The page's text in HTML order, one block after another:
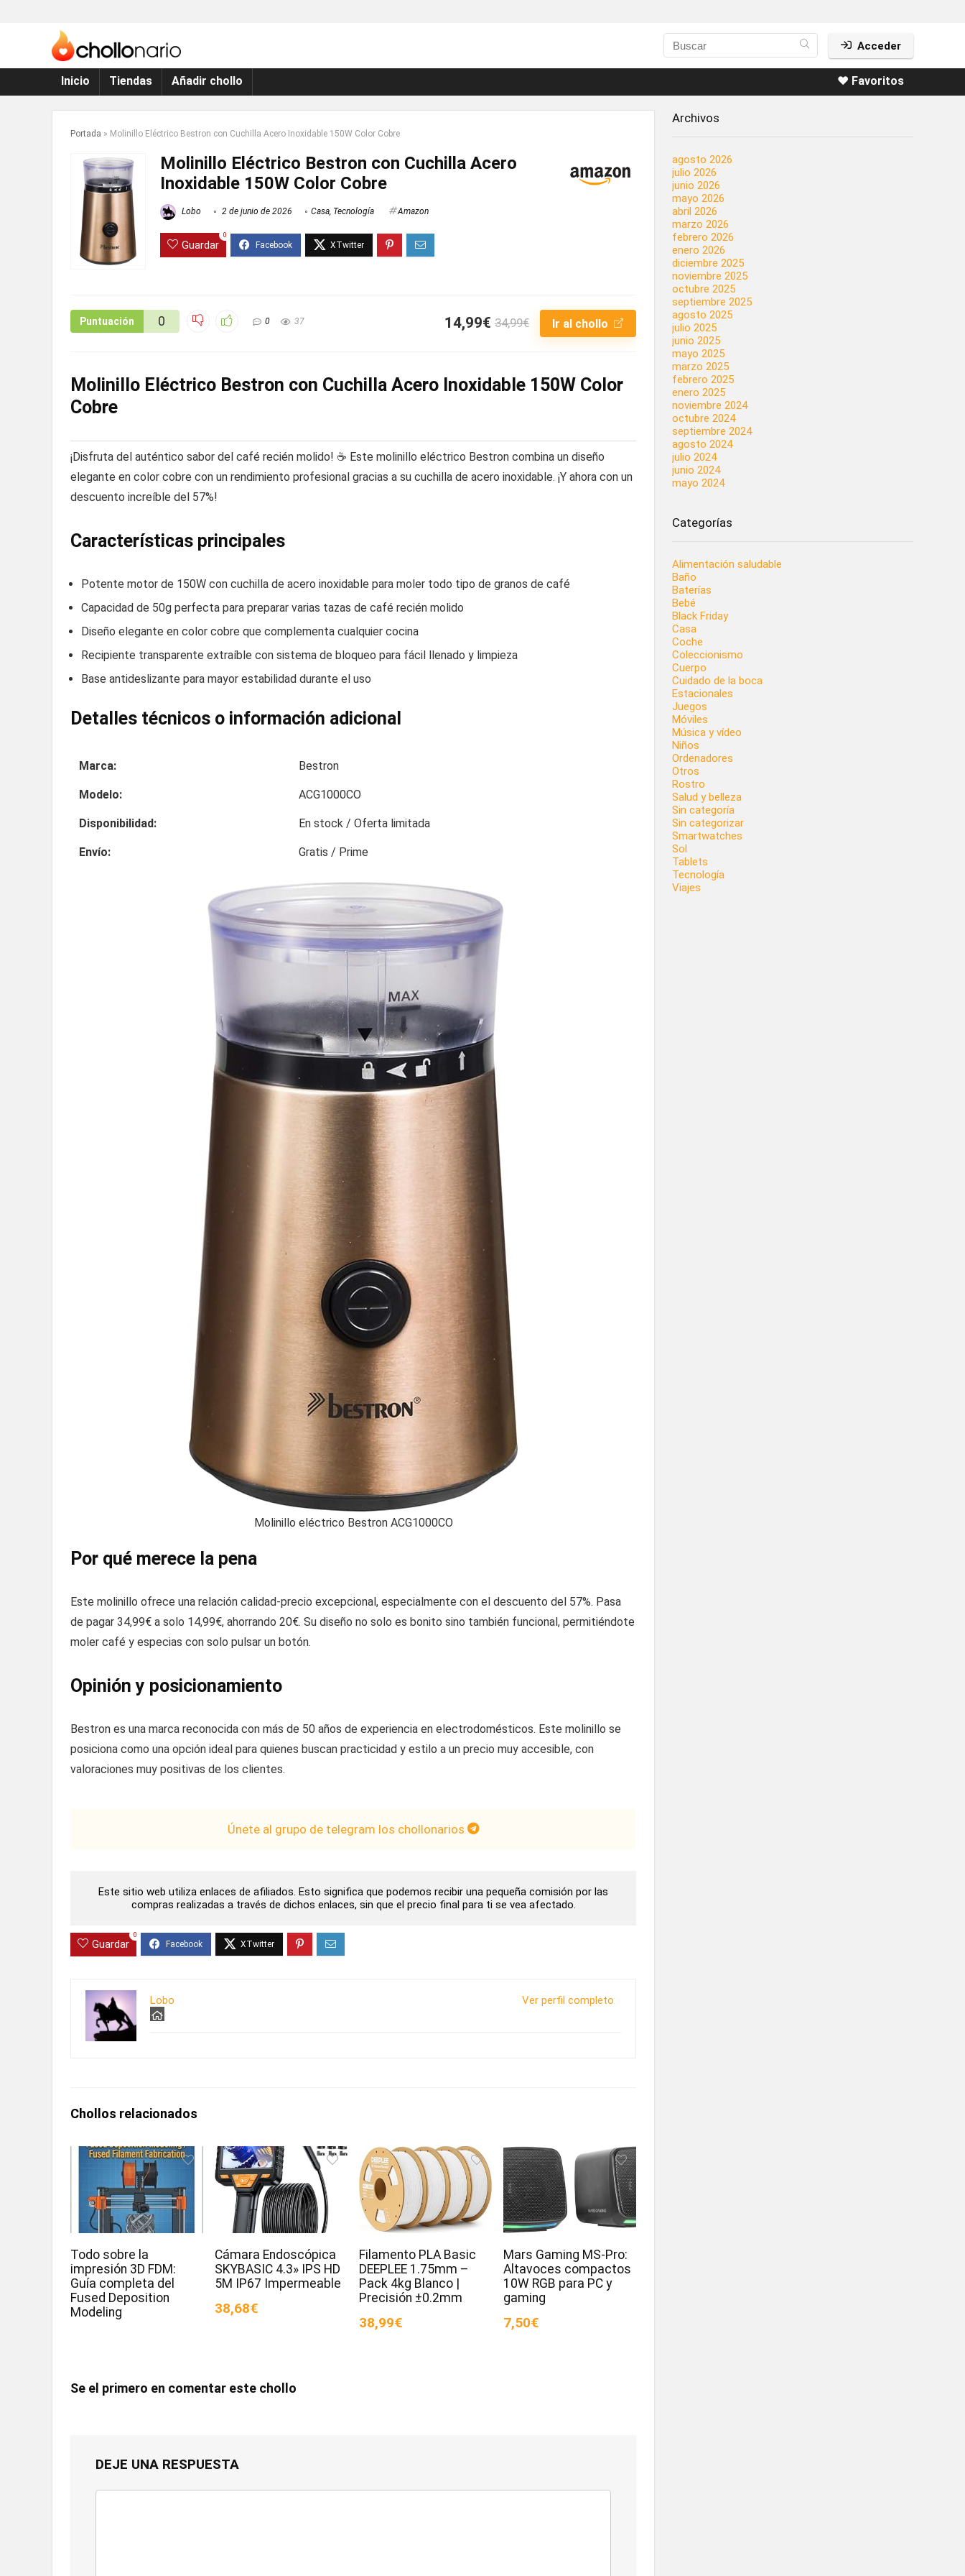
Acceder
Inicio Tiendas Añadir chollo ❤️ Favoritos
Portada » Molinillo Eléctrico Bestron con Cuchilla Acero Inoxidable 150W Color Cobre
Molinillo Eléctrico Bestron con Cuchilla Acero
Inoxidable 150W Color Cobre
Lobo 2 de junio de 2026 Casa, Tecnología Amazon
Guardar
0
Puntuación 0 0 37 14,99€ 34,99€ Ir al chollo
Molinillo Eléctrico Bestron con Cuchilla Acero Inoxidable 150W Color
Cobre
¡Disfruta del auténtico sabor del café recién molido! ☕️ Este molinillo eléctrico Bestron combina un diseño
elegante en color cobre con un rendimiento profesional gracias a su cuchilla de acero inoxidable. ¡Y ahora con un
descuento increíble del 57%!
Características principales
Potente motor de 150W con cuchilla de acero inoxidable para moler todo tipo de granos de café
Capacidad de 50g perfecta para preparar varias tazas de café recién molido
Diseño elegante en color cobre que complementa cualquier cocina
Recipiente transparente extraíble con sistema de bloqueo para fácil llenado y limpieza
Base antideslizante para mayor estabilidad durante el uso
Detalles técnicos o información adicional
Marca: Bestron
Modelo: ACG1000CO
Disponibilidad: En stock / Oferta limitada
Envío: Gratis / Prime
Molinillo eléctrico Bestron ACG1000CO
Por qué merece la pena
Este molinillo ofrece una relación calidad-precio excepcional, especialmente con el descuento del 57%. Pasa
de pagar 34,99€ a solo 14,99€, ahorrando 20€. Su diseño no solo es bonito sino también funcional, permitiéndote
moler café y especias con solo pulsar un botón.
Opinión y posicionamiento
Bestron es una marca reconocida con más de 50 años de experiencia en electrodomésticos. Este molinillo se
posiciona como una opción ideal para quienes buscan practicidad y estilo a un precio muy accesible, con
valoraciones muy positivas de los clientes.
Únete al grupo de telegram los chollonarios
Este sitio web utiliza enlaces de afiliados. Esto significa que podemos recibir una pequeña comisión por las
compras realizadas a través de dichos enlaces, sin que el precio final para ti se vea afectado.
Guardar
0
Ver perfil completo
Lobo
Chollos relacionados
Todo sobre la
impresión 3D FDM:
Guía completa del
Fused Deposition
Modeling
Cámara Endoscópica
SKYBASIC 4.3» IPS HD
5M IP67 Impermeable
38,68€
Filamento PLA Basic
DEEPLEE 1.75mm –
Pack 4kg Blanco |
Precisión ±0.2mm
38,99€
Mars Gaming MS-Pro:
Altavoces compactos
10W RGB para PC y
gaming
7,50€
Se el primero en comentar este chollo
DEJE UNA RESPUESTA
Archivos
agosto 2026
julio 2026
junio 2026
mayo 2026
abril 2026
marzo 2026
febrero 2026
enero 2026
diciembre 2025
noviembre 2025
octubre 2025
septiembre 2025
agosto 2025
julio 2025
junio 2025
mayo 2025
marzo 2025
febrero 2025
enero 2025
noviembre 2024
octubre 2024
septiembre 2024
agosto 2024
julio 2024
junio 2024
mayo 2024
Categorías
Alimentación saludable
Baño
Baterías
Bebé
Black Friday
Casa
Coche
Coleccionismo
Cuerpo
Cuidado de la boca
Estacionales
Juegos
Móviles
Música y vídeo
Niños
Ordenadores
Otros
Rostro
Salud y belleza
Sin categoría
Sin categorizar
Smartwatches
Sol
Tablets
Tecnología
Viajes